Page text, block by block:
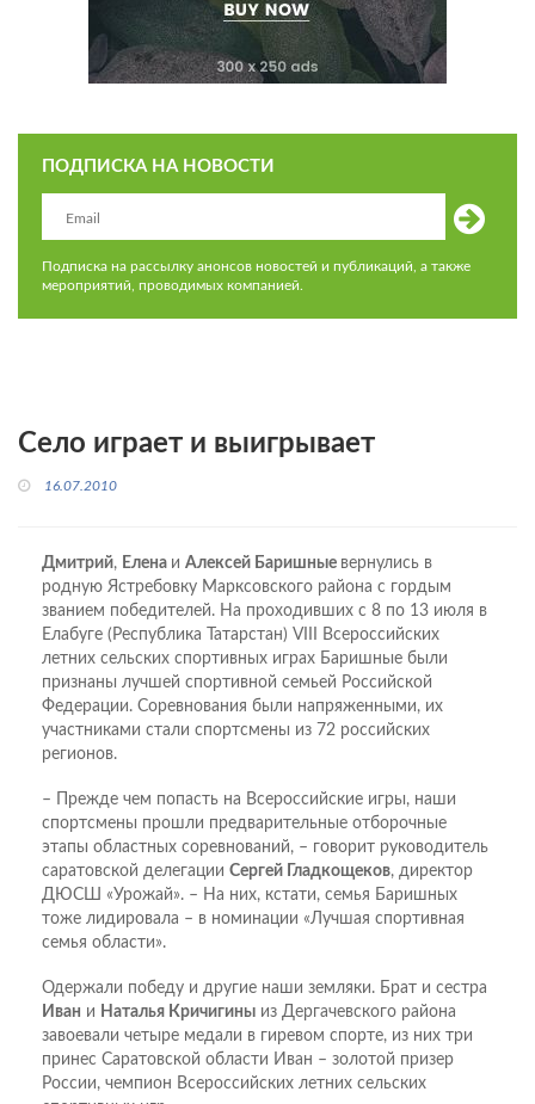
ПОДПИСКА НА НОВОСТИ
Подписка на рассылку анонсов новостей и публикаций, а также
мероприятий, проводимых компанией.
Село играет и выигрывает
16.07.2010
Дмитрий, Елена и Алексей Баришные вернулись в
родную Ястребовку Марксовского района с гордым
званием победителей. На проходивших с 8 по 13 июля в
Елабуге (Республика Татарстан) VIII Всероссийских
летних сельских спортивных играх Баришные были
признаны лучшей спортивной семьей Российской
Федерации. Соревнования были напряженными, их
участниками стали спортсмены из 72 российских
регионов.
– Прежде чем попасть на Всероссийские игры, наши
спортсмены прошли предварительные отборочные
этапы областных соревнований, – говорит руководитель
саратовской делегации Сергей Гладкощеков, директор
ДЮСШ «Урожай». – На них, кстати, семья Баришных
тоже лидировала – в номинации «Лучшая спортивная
семья области».
Одержали победу и другие наши земляки. Брат и сестра
Иван и Наталья Кричигины из Дергачевского района
завоевали четыре медали в гиревом спорте, из них три
принес Саратовской области Иван – золотой призер
России, чемпион Всероссийских летних сельских